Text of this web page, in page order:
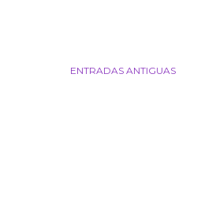
ENTRADAS ANTIGUAS